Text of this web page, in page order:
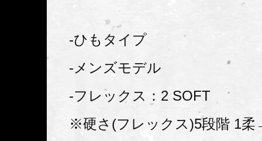
-ひもタイプ
-メンズモデル
-フレックス：2 SOFT
※硬さ(フレックス)5段階 1